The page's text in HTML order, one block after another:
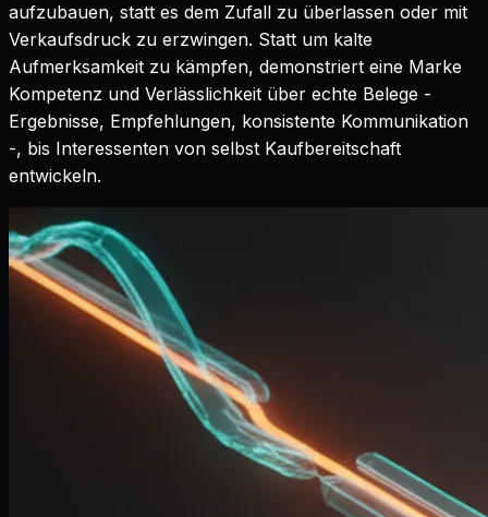
aufzubauen, statt es dem Zufall zu überlassen oder mit
Verkaufsdruck zu erzwingen. Statt um kalte
Aufmerksamkeit zu kämpfen, demonstriert eine Marke
Kompetenz und Verlässlichkeit über echte Belege -
Ergebnisse, Empfehlungen, konsistente Kommunikation
-, bis Interessenten von selbst Kaufbereitschaft
entwickeln.